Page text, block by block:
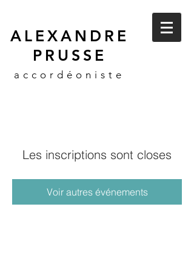
ALEXANDRE
PRUSSE
accordéoniste
Les inscriptions sont closes
Voir autres événements